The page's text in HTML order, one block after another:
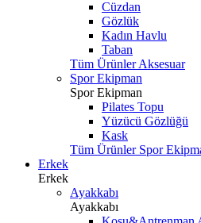
Cüzdan
Gözlük
Kadın Havlu
Taban
Tüm Ürünler Aksesuar
Spor Ekipman
Spor Ekipman
Pilates Topu
Yüzücü Gözlüğü
Kask
Tüm Ürünler Spor
Erkek
Erkek
Ayakkabı
Ayakkabı